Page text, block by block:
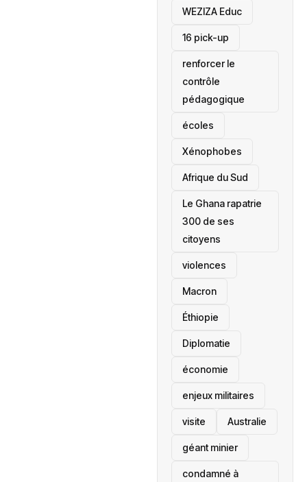
‎WEZIZA Educ
16 pick-up
renforcer le
contrôle
pédagogique
écoles
‎Xénophobes
Afrique du Sud
Le Ghana rapatrie
300 de ses
citoyens
violences
Macron
Éthiopie
Diplomatie
économie
enjeux militaires
visite ‎Australie
géant minier
condamné à